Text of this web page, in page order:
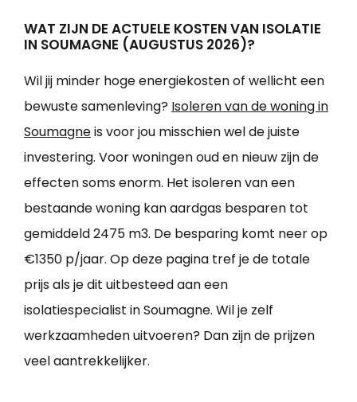
WAT ZIJN DE ACTUELE KOSTEN VAN ISOLATIE
IN SOUMAGNE (AUGUSTUS 2026)?
Wil jij minder hoge energiekosten of wellicht een
bewuste samenleving? Isoleren van de woning in
Soumagneis voor jou misschien wel de juiste
investering. Voor woningen oud en nieuw zijn de
effecten soms enorm. Het isoleren van een
bestaande woning kan aardgas besparen tot
gemiddeld 2475 m3. De besparing komt neer op
€1350 p/jaar. Op deze pagina tref je de totale
prijs als je dit uitbesteed aan een
isolatiespecialist in Soumagne. Wil je zelf
werkzaamheden uitvoeren? Dan zijn de prijzen
veel aantrekkelijker.